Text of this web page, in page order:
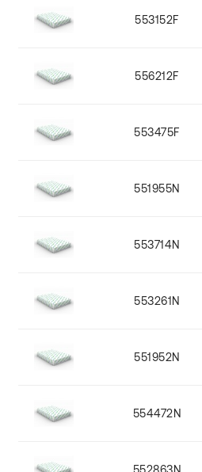
553152F
556212F
553475F
551955N
553714N
553261N
551952N
554472N